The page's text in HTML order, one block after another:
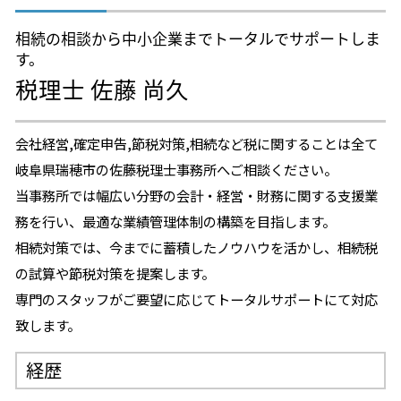
相続の相談から中小企業までトータルでサポートしま
す。
税理士 佐藤 尚久
会社経営,確定申告,節税対策,相続など税に関することは全て
岐阜県瑞穂市の佐藤税理士事務所へご相談ください。
当事務所では幅広い分野の会計・経営・財務に関する支援業
務を行い、最適な業績管理体制の構築を目指します。
相続対策では、今までに蓄積したノウハウを活かし、相続税
の試算や節税対策を提案します。
専門のスタッフがご要望に応じてトータルサポートにて対応
致します。
経歴